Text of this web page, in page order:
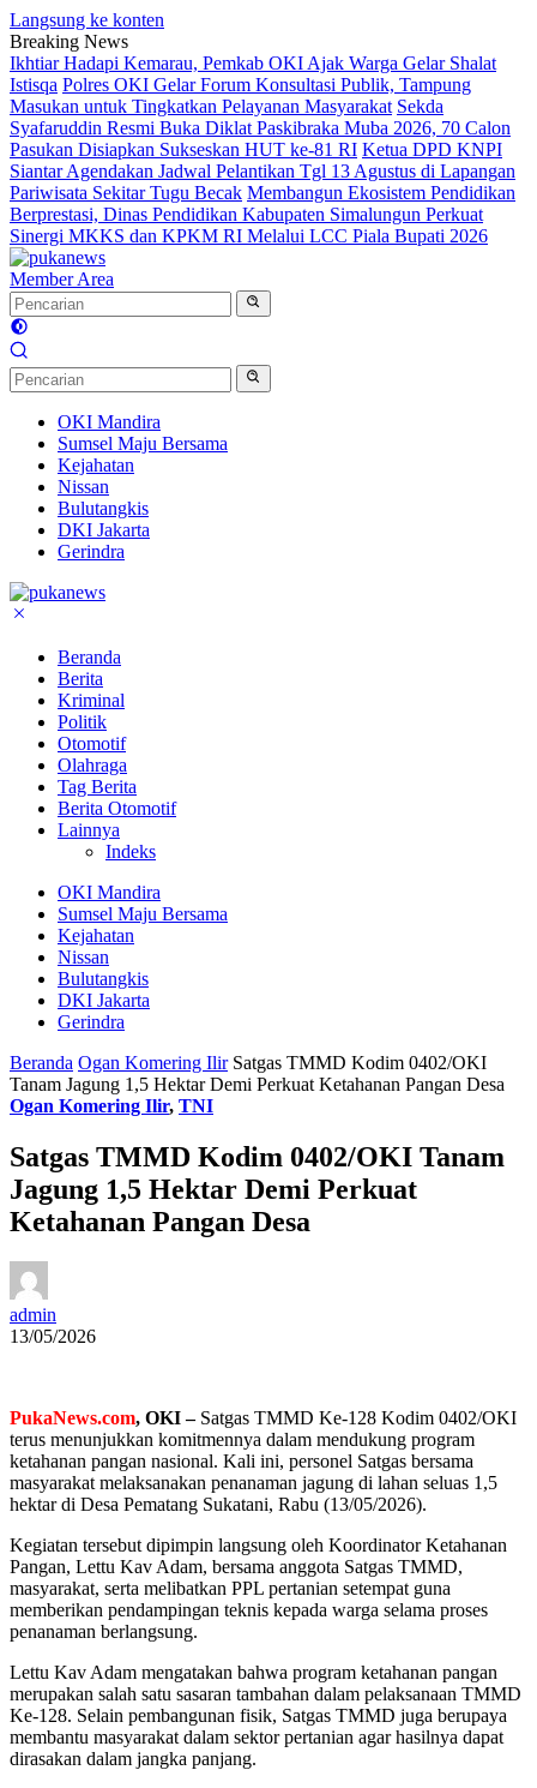
Langsung ke konten
Breaking News
Ikhtiar Hadapi Kemarau, Pemkab OKI Ajak Warga Gelar Shalat
Istisqa Polres OKI Gelar Forum Konsultasi Publik, Tampung
Masukan untuk Tingkatkan Pelayanan Masyarakat Sekda
Syafaruddin Resmi Buka Diklat Paskibraka Muba 2026, 70 Calon
Pasukan Disiapkan Sukseskan HUT ke-81 RI Ketua DPD KNPI
Siantar Agendakan Jadwal Pelantikan Tgl 13 Agustus di Lapangan
Pariwisata Sekitar Tugu Becak Membangun Ekosistem Pendidikan
Berprestasi, Dinas Pendidikan Kabupaten Simalungun Perkuat
Sinergi MKKS dan KPKM RI Melalui LCC Piala Bupati 2026
Member Area
OKI Mandira
Sumsel Maju Bersama
Kejahatan
Nissan
Bulutangkis
DKI Jakarta
Gerindra
Beranda
Berita
Kriminal
Politik
Otomotif
Olahraga
Tag Berita
Berita Otomotif
Lainnya
Indeks
OKI Mandira
Sumsel Maju Bersama
Kejahatan
Nissan
Bulutangkis
DKI Jakarta
Gerindra
Beranda Ogan Komering Ilir Satgas TMMD Kodim 0402/OKI
Tanam Jagung 1,5 Hektar Demi Perkuat Ketahanan Pangan Desa
Ogan Komering Ilir, TNI
Satgas TMMD Kodim 0402/OKI Tanam
Jagung 1,5 Hektar Demi Perkuat
Ketahanan Pangan Desa
admin
13/05/2026
PukaNews.com, OKI –Satgas TMMD Ke-128 Kodim 0402/OKI
terus menunjukkan komitmennya dalam mendukung program
ketahanan pangan nasional. Kali ini, personel Satgas bersama
masyarakat melaksanakan penanaman jagung di lahan seluas 1,5
hektar di Desa Pematang Sukatani, Rabu (13/05/2026).
Kegiatan tersebut dipimpin langsung oleh Koordinator Ketahanan
Pangan, Lettu Kav Adam, bersama anggota Satgas TMMD,
masyarakat, serta melibatkan PPL pertanian setempat guna
memberikan pendampingan teknis kepada warga selama proses
penanaman berlangsung.
Lettu Kav Adam mengatakan bahwa program ketahanan pangan
merupakan salah satu sasaran tambahan dalam pelaksanaan TMMD
Ke-128. Selain pembangunan fisik, Satgas TMMD juga berupaya
membantu masyarakat dalam sektor pertanian agar hasilnya dapat
dirasakan dalam jangka panjang.